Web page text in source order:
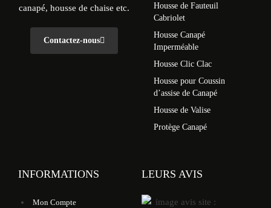
canapé, housse de chaise etc.
Contactez-nous
Housse de Fauteuil
Cabriolet
Housse Canapé
Imperméable
Housse Clic Clac
Housse pour Coussin
d’assise de Canapé
Housse de Valise
Protège Canapé
INFORMATIONS
Mon Compte
LEURS AVIS